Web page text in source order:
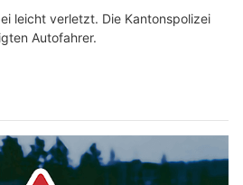
leicht verletzt. Die Kantonspolizei
Autofahrer.